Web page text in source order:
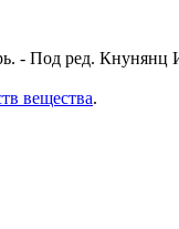
- Под ред.
вещества.